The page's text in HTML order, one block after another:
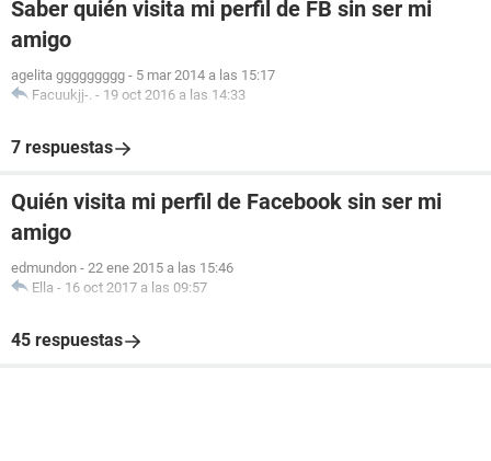
Saber quién visita mi perfil de FB sin ser mi
amigo
agelita ggggggggg - 5 mar 2014 a las 15:17
Facuukjj-. - 19 oct 2016 a las 14:33
7 respuestas
Quién visita mi perfil de Facebook sin ser mi
amigo
edmundon - 22 ene 2015 a las 15:46
Ella - 16 oct 2017 a las 09:57
45 respuestas